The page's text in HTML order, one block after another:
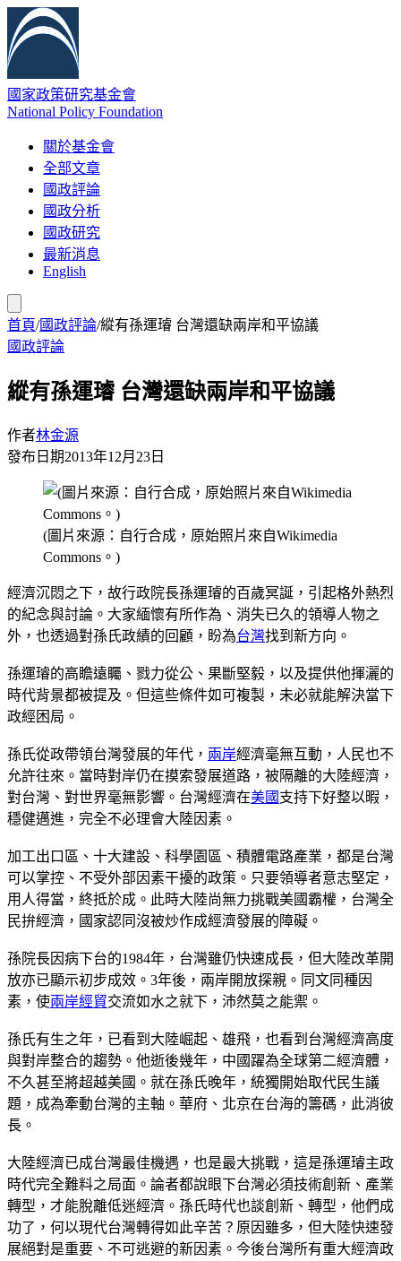
國家政策研究基金會
National Policy Foundation
關於基金會
全部文章
國政評論
國政分析
國政研究
最新消息
English
首頁/國政評論/縱有孫運璿 台灣還缺兩岸和平協議
國政評論
縱有孫運璿 台灣還缺兩岸和平協議
作者林金源
發布日期2013年12月23日
(圖片來源：自行合成，原始照片來自Wikimedia
Commons。)
經濟沉悶之下，故行政院長孫運璿的百歲冥誕，引起格外熱烈
的紀念與討論。大家緬懷有所作為、消失已久的領導人物之
外，也透過對孫氏政績的回顧，盼為台灣找到新方向。
孫運璿的高瞻遠矚、戮力從公、果斷堅毅，以及提供他揮灑的
時代背景都被提及。但這些條件如可複製，未必就能解決當下
政經困局。
孫氏從政帶領台灣發展的年代， 兩岸經濟毫無互動，人民也不
允許往來。當時對岸仍在摸索發展道路，被隔離的大陸經濟，
對台灣、對世界毫無影響。台灣經濟在美國 支持下好整以暇，
穩健邁進，完全不必理會大陸因素。
加工出口區、十大建設、科學園區、積體電路產業，都是台灣
可以掌控、不受外部因素干擾的政策。只要領導者意志堅定，
用人得當，終抵於成。此時大陸尚無力挑戰美國霸權，台灣全
民拚經濟，國家認同沒被炒作成經濟發展的障礙。
孫院長因病下台的1984年，台灣雖仍快速成長，但大陸改革開
放亦已顯示初步成效。3年後，兩岸開放探親。同文同種因
素，使兩岸經貿交流如水之就下，沛然莫之能禦。
孫氏有生之年，已看到大陸崛起、雄飛，也看到台灣經濟高度
與對岸整合的趨勢。他逝後幾年，中國躍為全球第二經濟體，
不久甚至將超越美國。就在孫氏晚年，統獨開始取代民生議
題，成為牽動台灣的主軸。華府、北京在台海的籌碼，此消彼
長。
大陸經濟已成台灣最佳機遇，也是最大挑戰，這是孫運璿主政
時代完全難料之局面。論者都說眼下台灣必須技術創新、產業
轉型，才能脫離低迷經濟。孫氏時代也談創新、轉型，他們成
功了，何以現代台灣轉得如此辛苦？原因雖多，但大陸快速發
展絕對是重要、不可逃避的新因素。今後台灣所有重大經濟政